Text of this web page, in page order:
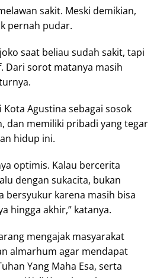
sakit. Meski demikian,
pernah pudar.
saat beliau sudah sakit, tapi
Dari sorot matanya masih
Agustina sebagai sosok
dan memiliki pribadi yang tegar
hidup ini.
optimis. Kalau bercerita
dengan sukacita, bukan
bersyukur karena masih bisa
hingga akhir,” katanya.
mengajak masyarakat
almarhum agar mendapat
Yang Maha Esa, serta